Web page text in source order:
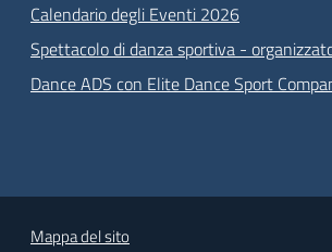
Calendario degli Eventi 2026
Spettacolo di danza sportiva -
Dance ADS con Elite Dance Sport
Mappa del sito